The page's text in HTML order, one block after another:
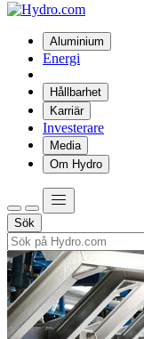
Aluminium
Energi
Hållbarhet
Karriär
Investerare
Media
Om Hydro
Sök